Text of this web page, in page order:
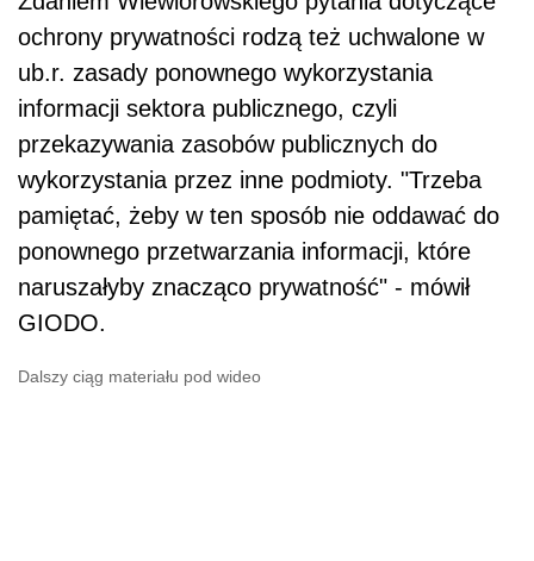
ochrony prywatności rodzą też uchwalone w
ub.r. zasady ponownego wykorzystania
informacji sektora publicznego, czyli
przekazywania zasobów publicznych do
wykorzystania przez inne podmioty. "Trzeba
pamiętać, żeby w ten sposób nie oddawać do
ponownego przetwarzania informacji, które
naruszałyby znacząco prywatność" - mówił
GIODO.
Dalszy ciąg materiału pod wideo